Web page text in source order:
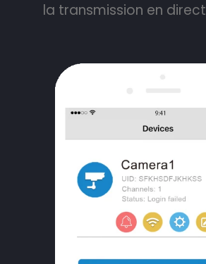
la transmission en direct